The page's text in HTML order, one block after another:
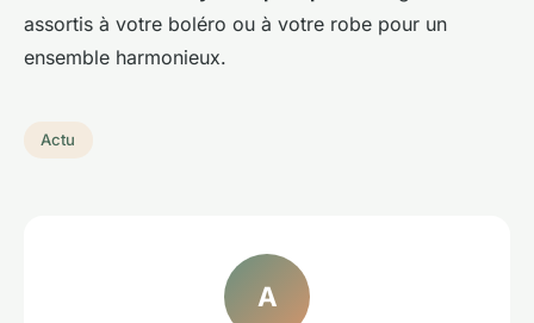
assortis à votre boléro ou à votre robe pour un
ensemble harmonieux.
Actu
A